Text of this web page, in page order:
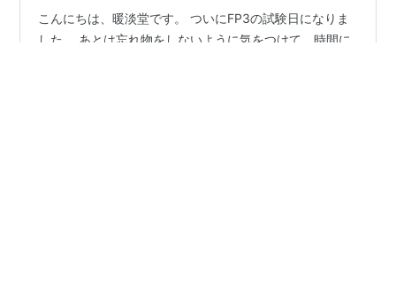
こんにちは、暖淡堂です。 ついにFP3の試験日になりま
した。 あとは忘れ物をしないように気をつけて、時間に